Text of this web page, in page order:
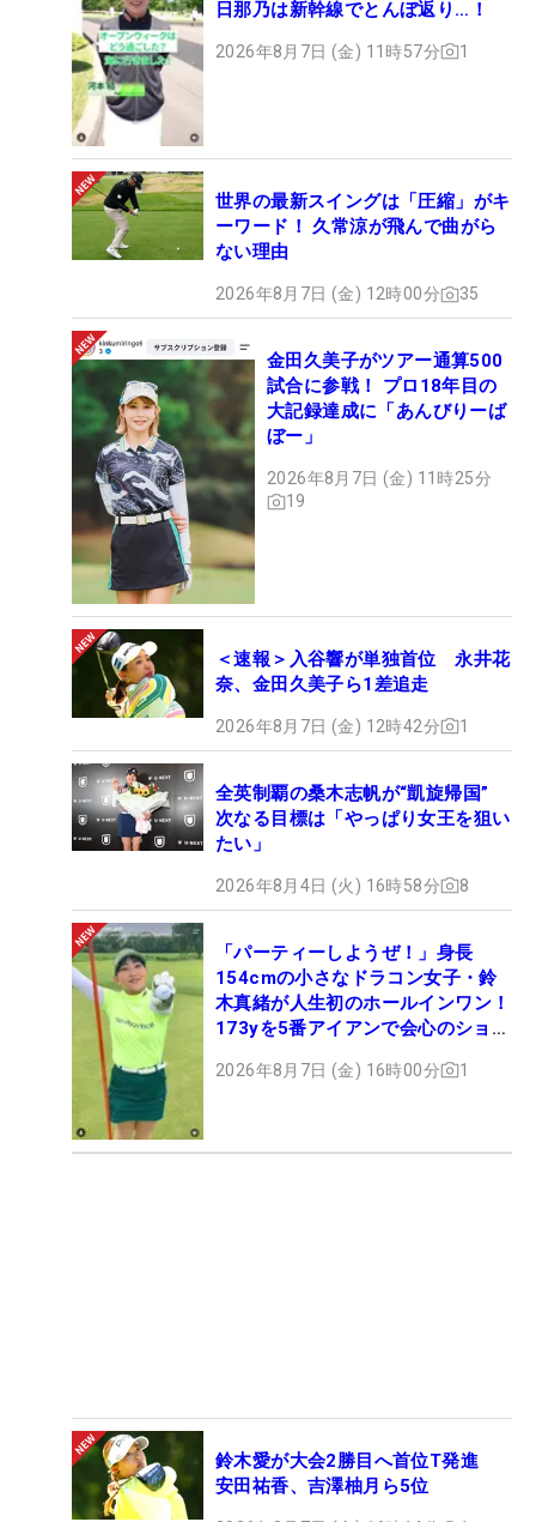
日那乃は新幹線でとんぼ返り…！
2026年8月7日 (金) 11時57分 1
世界の最新スイングは「圧縮」がキ
ーワード！ 久常涼が飛んで曲がら
ない理由
2026年8月7日 (金) 12時00分 35
金田久美子がツアー通算500
試合に参戦！ プロ18年目の
大記録達成に「あんびりーば
ぼー」
2026年8月7日 (金) 11時25分
19
＜速報＞入谷響が単独首位 永井花
奈、金田久美子ら1差追走
2026年8月7日 (金) 12時42分 1
全英制覇の桑木志帆が“凱旋帰国”
次なる目標は「やっぱり女王を狙い
たい」
2026年8月4日 (火) 16時58分 8
「パーティーしようぜ！」身長
154cmの小さなドラコン女子・鈴
木真緒が人生初のホールインワン！
173yを5番アイアンで会心のショッ
2026年8月7日 (金) 16時00分 1
鈴木愛が大会2勝目へ首位T発進
安田祐香、吉澤柚月ら5位